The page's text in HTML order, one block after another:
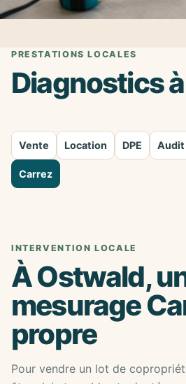
PRESTATIONS LOCALES
Diagnostics
Vente Location DPE Audit
Carrez
INTERVENTION LOCALE
À Ostwald,
mesurage
propre
Pour vendre un lot de